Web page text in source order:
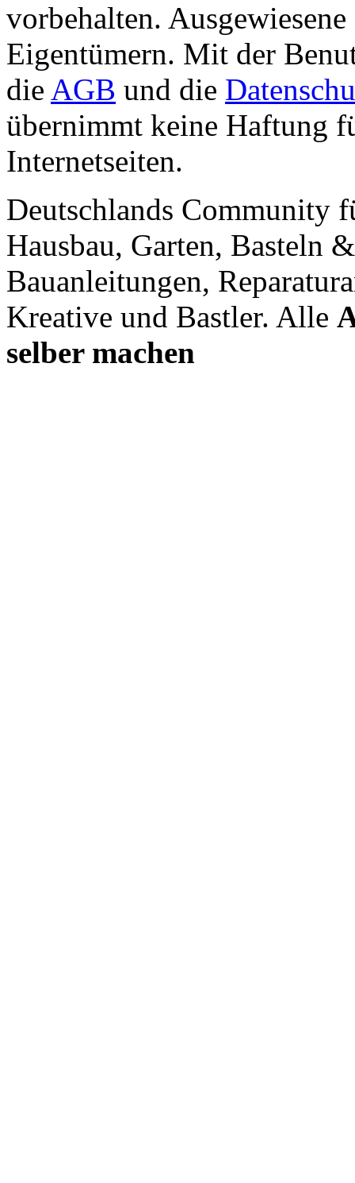
vorbehalten.
Eigentümern. Mit der
die AGB und die
übernimmt keine Haftung
Internetseiten.
Deutschlands Community
Hausbau, Garten, Basteln
Bauanleitungen,
Kreative und Bastler. Alle
selber machen